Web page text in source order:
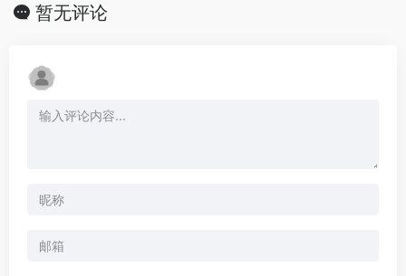
暂无评论